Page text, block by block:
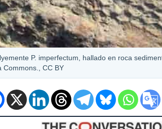
P. imperfectum, hallado en roca
Commons., CC BY